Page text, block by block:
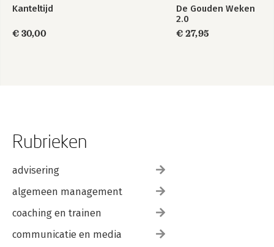
Kanteltijd
€ 30,00
De Gouden Weken
2.0
€ 27,95
Rubrieken
advisering
algemeen management
coaching en trainen
communicatie en media